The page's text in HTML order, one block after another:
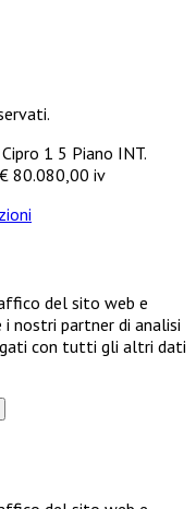
1 5 Piano INT.
80.080,00 iv
del sito web e
nostri partner di analisi
con tutti gli altri dati